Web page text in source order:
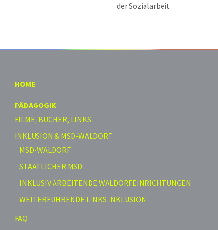
der Sozialarbeit
HOME
PÄDAGOGIK
FILME, BÜCHER, LINKS
INKLUSION & MSD-WALDORF
MSD-WALDORF
STAATLICHER MSD
INKLUSIV ARBEITENDE WALDORFEINRICHTUNGEN
WEITERFÜHRENDE LINKS INKLUSION
FAQ